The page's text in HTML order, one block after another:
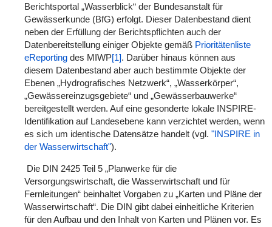
Berichtsportal „Wasserblick“ der Bundesanstalt für
Gewässerkunde (BfG) erfolgt. Dieser Datenbestand dient
neben der Erfüllung der Berichtspflichten auch der
Datenbereitstellung einiger Objekte gemäß Prioritätenliste
eReportingdes MIWP[1]. Darüber hinaus können aus
diesem Datenbestand aber auch bestimmte Objekte der
Ebenen „Hydrografisches Netzwerk“, „Wasserkörper“,
„Gewässereinzugsgebiete“ und „Gewässerbauwerke“
bereitgestellt werden. Auf eine gesonderte lokale INSPIRE-
Identifikation auf Landesebene kann verzichtet werden, wenn
es sich um identische Datensätze handelt (vgl. "INSPIRE in
der Wasserwirtschaft").
Die DIN 2425 Teil 5 „Planwerke für die
Versorgungswirtschaft, die Wasserwirtschaft und für
Fernleitungen“ beinhaltet Vorgaben zu „Karten und Pläne der
Wasserwirtschaft“. Die DIN gibt dabei einheitliche Kriterien
für den Aufbau und den Inhalt von Karten und Plänen vor. Es